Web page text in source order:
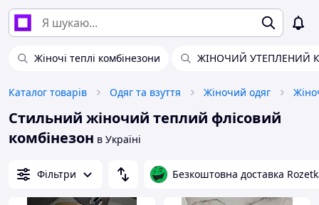
Жіночі теплі комбінезони ЖІНОЧИЙ УТЕПЛЕНИЙ
Каталог товарів Одяг та взуття Жіночий одяг
Стильний жіночий теплий флісовий
комбінезон в Україні
Фільтри Безкоштовна доставка